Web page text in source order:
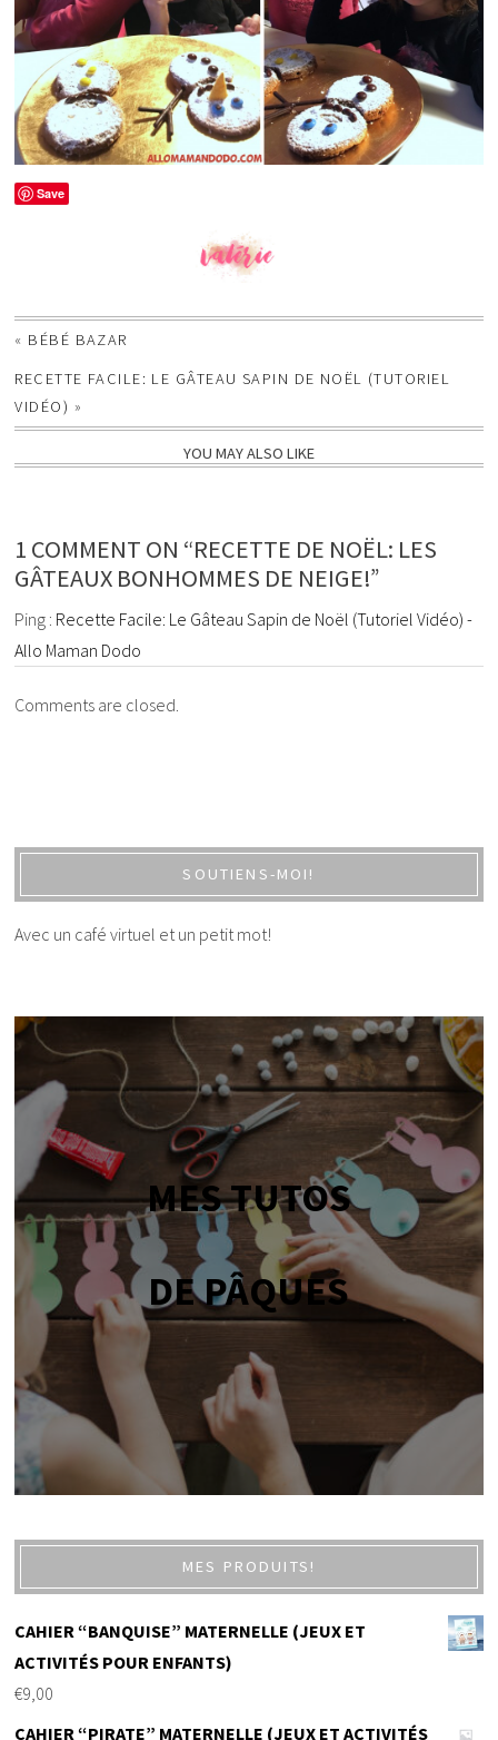
Save
« BÉBÉ BAZAR
RECETTE FACILE: LE GÂTEAU SAPIN DE NOËL (TUTORIEL
VIDÉO) »
YOU MAY ALSO LIKE
1 COMMENT ON “RECETTE DE NOËL: LES
GÂTEAUX BONHOMMES DE NEIGE!”
Ping : Recette Facile: Le Gâteau Sapin de Noël (Tutoriel Vidéo) -
Allo Maman Dodo
Comments are closed.
SOUTIENS-MOI!
Avec un café virtuel et un petit mot!
MES TUTOS
DE PÂQUES
MES PRODUITS!
CAHIER “BANQUISE” MATERNELLE (JEUX ET
ACTIVITÉS POUR ENFANTS)
€9,00
CAHIER “PIRATE” MATERNELLE (JEUX ET ACTIVITÉS